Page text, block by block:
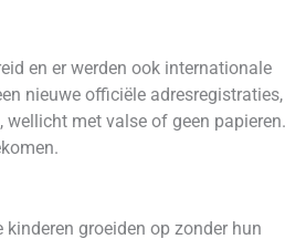
en er werden ook internationale
nieuwe officiële adresregistraties,
met valse of geen papieren.
groeiden op zonder hun